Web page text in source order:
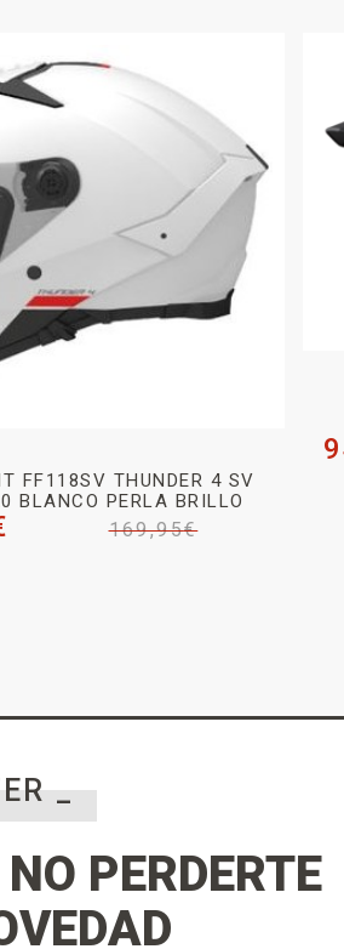
FF118SV THUNDER 4 SV
BLANCO PERLA BRILLO
169,95€
_
PERDERTE